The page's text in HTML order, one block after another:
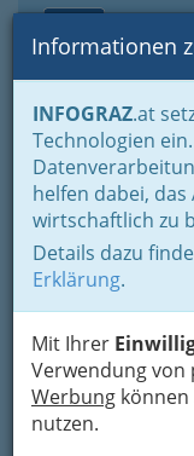
Informationen
INFOGRAZ.at
Technologien
helfen dabei,
wirtschaftlich zu
Details dazu
Erklärung.
Mit Ihrer
Verwendung von
Werbung können
nutzen.
Home Fotos
Erstes
South
Graz
Previous